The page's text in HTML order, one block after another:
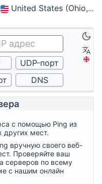
United States (Ohio, Columbus)
с помощью Ping из
мест.
вручную своего веб-
Проверяйте ваш
серверов по всему
с нашим онлайн